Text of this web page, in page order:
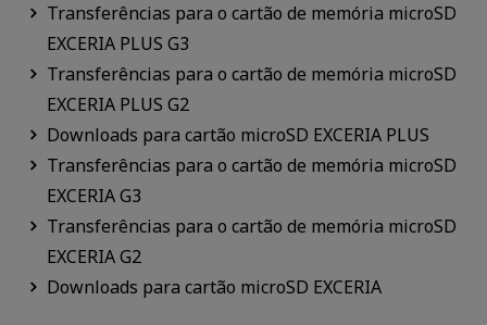
Transferências para o cartão de memória microSD
EXCERIA PLUS G3
Transferências para o cartão de memória microSD
EXCERIA PLUS G2
Downloads para cartão microSD EXCERIA PLUS
Transferências para o cartão de memória microSD
EXCERIA G3
Transferências para o cartão de memória microSD
EXCERIA G2
Downloads para cartão microSD EXCERIA